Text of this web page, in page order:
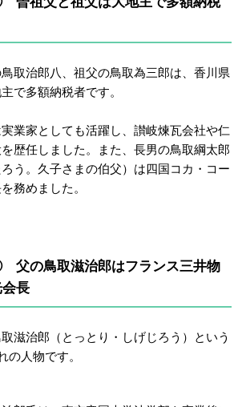
取治郎八、祖父の鳥取為三郎は、香川県
で多額納税者です。
業家としても活躍し、讃岐煉瓦会社や仁
歴任しました。また、長男の鳥取綱太郎
ろう。久子さまの伯父）は四国コカ・コー
務めました。
父の鳥取滋治郎はフランス三井物
長
滋治郎（とっとり・しげじろう）という
人物です。